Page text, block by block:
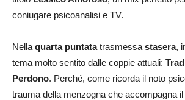
coniugare psicoanalisi e TV.
Nella quarta puntatatrasmessa stasera,
tema molto sentito dalle coppie attuali:
Perdono. Perché, come ricorda il noto
trauma della menzogna che accompagna